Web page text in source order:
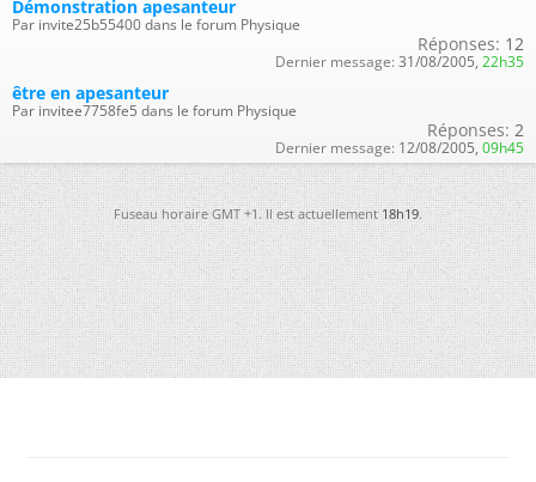
Démonstration apesanteur
Par invite25b55400 dans le forum Physique
Réponses: 12
Dernier message: 31/08/2005, 22h35
être en apesanteur
Par invitee7758fe5 dans le forum Physique
Réponses: 2
Dernier message: 12/08/2005, 09h45
Fuseau horaire GMT +1. Il est actuellement18h19.